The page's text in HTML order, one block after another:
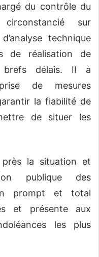
du contrôle du
sur
technique
de réalisation de
brefs délais. II a
de mesures
la fiabilité de
de situer les
la situation et
publique des
prompt et total
et présente aux
les plus